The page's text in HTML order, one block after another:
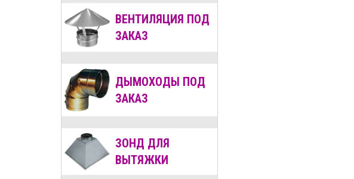
ВЕНТИЛЯЦИЯ ПОД
ЗАКАЗ
ДЫМОХОДЫ ПОД
ЗАКАЗ
ЗОНД ДЛЯ
ВЫТЯЖКИ